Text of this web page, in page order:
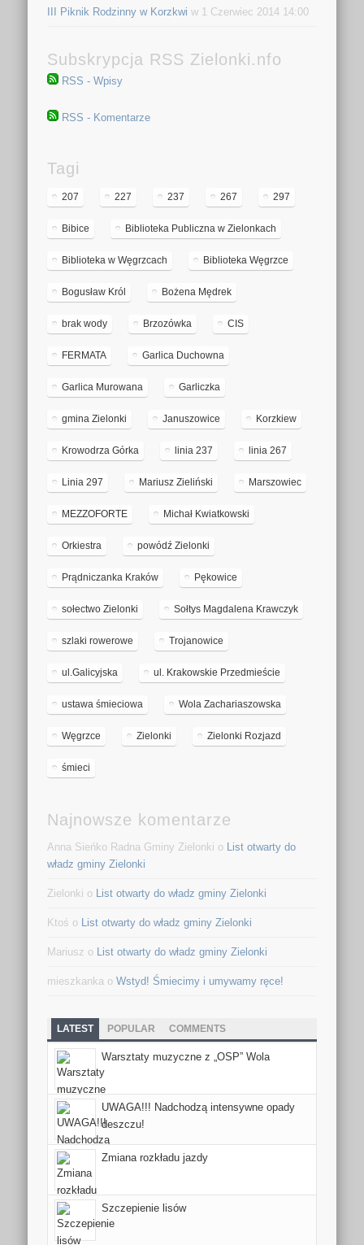
III Piknik Rodzinny w Korzkwi w 1 Czerwiec 2014 14:00
Subskrypcja RSS Zielonki.nfo
RSS - Wpisy
RSS - Komentarze
Tagi
207 227 237 267 297
Bibice Biblioteka Publiczna w Zielonkach
Biblioteka w Węgrzcach Biblioteka Węgrzce
Bogusław Król Bożena Mędrek
brak wody Brzozówka CIS
FERMATA Garlica Duchowna
Garlica Murowana Garliczka
gmina Zielonki Januszowice Korzkiew
Krowodrza Górka linia 237 linia 267
Linia 297 Mariusz Zieliński Marszowiec
MEZZOFORTE Michał Kwiatkowski
Orkiestra powódź Zielonki
Prądniczanka Kraków Pękowice
sołectwo Zielonki Sołtys Magdalena Krawczyk
szlaki rowerowe Trojanowice
ul.Galicyjska ul. Krakowskie Przedmieście
ustawa śmieciowa Wola Zachariaszowska
Węgrzce Zielonki Zielonki Rozjazd
śmieci
Najnowsze komentarze
Anna Sieńko Radna Gminy Zielonki o List otwarty do
władz gminy Zielonki
Zielonki o List otwarty do władz gminy Zielonki
Ktoś o List otwarty do władz gminy Zielonki
Mariusz o List otwarty do władz gminy Zielonki
mieszkanka oWstyd! Śmiecimy i umywamy ręce!
LATEST POPULAR COMMENTS
Warsztaty muzyczne z „OSP” Wola
UWAGA!!! Nadchodzą intensywne opady
deszczu!
Zmiana rozkładu jazdy
Szczepienie lisów